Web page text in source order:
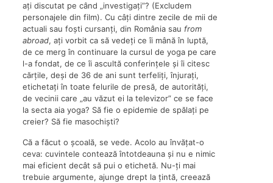
ați discutat pe când „investigați”? (Excludem
personajele din film). Cu câți dintre zecile de mii de
actuali sau foști cursanți, din România sau from
abroad, ați vorbit ca să vedeți ce îi mână în luptă,
de ce merg în continuare la cursul de yoga pe care
l-a fondat, de ce îi ascultă conferințele și îi citesc
cărțile, deși de 36 de ani sunt terfeliți, înjurați,
etichetați în toate felurile de presă, de autorități,
de vecinii care „au văzut ei la televizor” ce se face
la secta aia yoga? Să fie o epidemie de spălați pe
creier? Să fie masochiști?
Că a făcut o școală, se vede. Acolo au învățat-o
ceva: cuvintele contează întotdeauna și nu e nimic
mai eficient decât să pui o etichetă. Nu-ți mai
trebuie argumente, ajunge drept la țintă, creează